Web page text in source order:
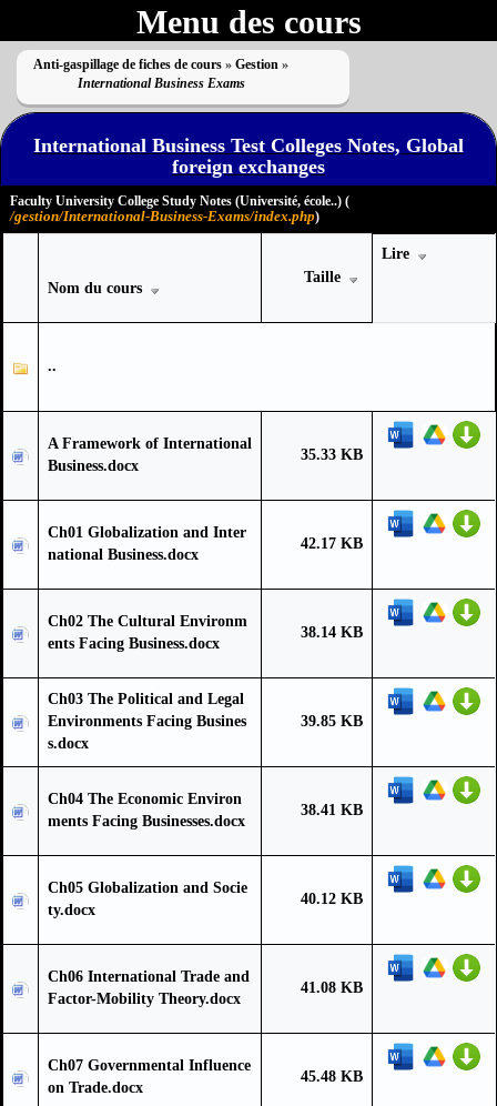
Menu des cours
Anti-gaspillage de fiches de cours » Gestion »
International Business Exams
International Business Test Colleges Notes, Global
foreign exchanges
Faculty University College Study Notes (Université, école..) (
/gestion/International-Business-Exams/index.php)
Nom du cours
Taille
Lire
..
A Framework of International
Business.docx
35.33 KB
Ch01 Globalization and Inter
national Business.docx
42.17 KB
Ch02 The Cultural Environm
ents Facing Business.docx
38.14 KB
Ch03 The Political and Legal
Environments Facing Busines
s.docx
39.85 KB
Ch04 The Economic Environ
ments Facing Businesses.docx
38.41 KB
Ch05 Globalization and Socie
ty.docx
40.12 KB
Ch06 International Trade and
Factor-Mobility Theory.docx
41.08 KB
Ch07 Governmental Influence
on Trade.docx
45.48 KB